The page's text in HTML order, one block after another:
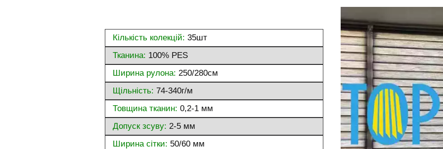
Кількість колекцій: 35шт
Тканина: 100% PES
Ширина рулона: 250/280см
Щільність: 74-340г/м
Товщина тканин: 0,2-1 мм
Допуск зсуву: 2-5 мм
Ширина сітки: 50/60 мм